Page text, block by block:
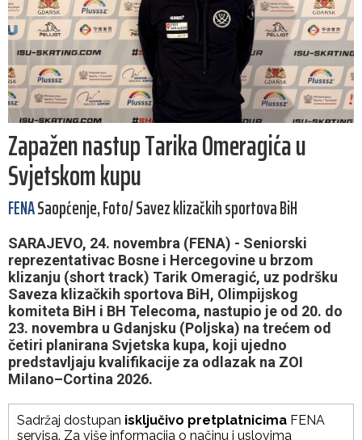
Zapažen nastup Tarika Omeragića u
Svjetskom kupu
FENASaopćenje, Foto/ Savez klizačkih sportova BiH
SARAJEVO, 24. novembra (FENA) - Seniorski
reprezentativac Bosne i Hercegovine u brzom
klizanju (short track) Tarik Omeragić, uz podršku
Saveza klizačkih sportova BiH, Olimpijskog
komiteta BiH i BH Telecoma, nastupio je od 20. do
23. novembra u Gdanjsku (Poljska) na trećem od
četiri planirana Svjetska kupa, koji ujedno
predstavljaju kvalifikacije za odlazak na ZOI
Milano–Cortina 2026.
Sadržaj dostupan isključivo pretplatnicima FENA
servisa. Za više informacija o načinu i uslovima